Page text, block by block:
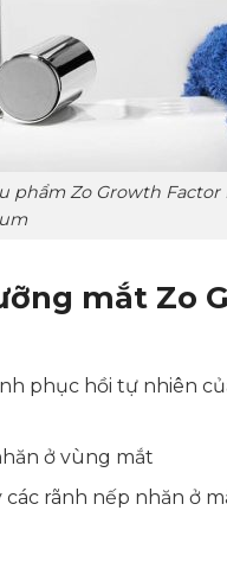
phẩm Zo Growth Factor
mắt Zo
phục hồi tự nhiên
ở vùng mắt
rãnh nếp nhăn ở